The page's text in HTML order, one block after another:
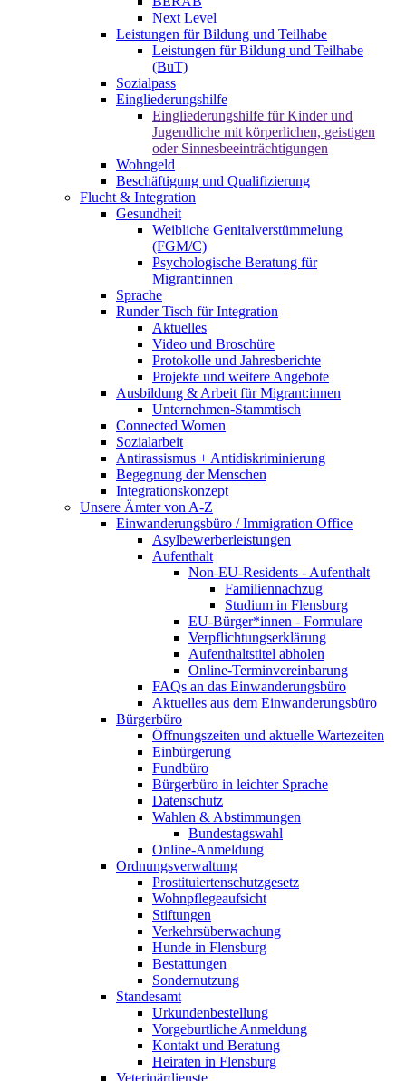
Next Level
Leistungen für Bildung und Teilhabe
Leistungen für Bildung und Teilhabe
(BuT)
Sozialpass
Eingliederungshilfe
Eingliederungshilfe für Kinder und
Jugendliche mit körperlichen, geistigen
oder Sinnesbeeinträchtigungen
Wohngeld
Beschäftigung und Qualifizierung
Flucht & Integration
Gesundheit
Weibliche Genitalverstümmelung
(FGM/C)
Psychologische Beratung für
Migrant:innen
Sprache
Runder Tisch für Integration
Aktuelles
Video und Broschüre
Protokolle und Jahresberichte
Projekte und weitere Angebote
Ausbildung & Arbeit für Migrant:innen
Unternehmen-Stammtisch
Connected Women
Sozialarbeit
Antirassismus + Antidiskriminierung
Begegnung der Menschen
Integrationskonzept
Unsere Ämter von A-Z
Einwanderungsbüro / Immigration Office
Asylbewerberleistungen
Aufenthalt
Non-EU-Residents - Aufenthalt
Familiennachzug
Studium in Flensburg
EU-Bürger*innen - Formulare
Verpflichtungserklärung
Aufenthaltstitel abholen
Online-Terminvereinbarung
FAQs an das Einwanderungsbüro
Aktuelles aus dem Einwanderungsbüro
Bürgerbüro
Öffnungszeiten und aktuelle Wartezeiten
Einbürgerung
Fundbüro
Bürgerbüro in leichter Sprache
Datenschutz
Wahlen & Abstimmungen
Bundestagswahl
Online-Anmeldung
Ordnungsverwaltung
Prostituiertenschutzgesetz
Wohnpflegeaufsicht
Stiftungen
Verkehrsüberwachung
Hunde in Flensburg
Bestattungen
Sondernutzung
Standesamt
Urkundenbestellung
Vorgeburtliche Anmeldung
Kontakt und Beratung
Heiraten in Flensburg
Veterinärdienste